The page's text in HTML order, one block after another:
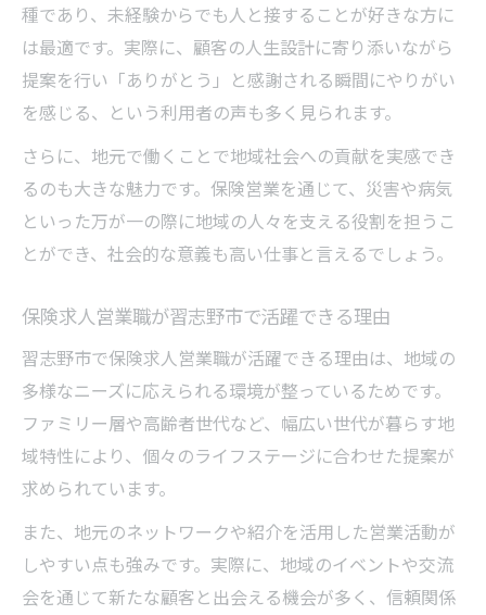
種であり、未経験からでも人と接することが好きな方に
は最適です。実際に、顧客の人生設計に寄り添いながら
提案を行い「ありがとう」と感謝される瞬間にやりがい
を感じる、という利用者の声も多く見られます。
さらに、地元で働くことで地域社会への貢献を実感でき
るのも大きな魅力です。保険営業を通じて、災害や病気
といった万が一の際に地域の人々を支える役割を担うこ
とができ、社会的な意義も高い仕事と言えるでしょう。
保険求人営業職が習志野市で活躍できる理由
習志野市で保険求人営業職が活躍できる理由は、地域の
多様なニーズに応えられる環境が整っているためです。
ファミリー層や高齢者世代など、幅広い世代が暮らす地
域特性により、個々のライフステージに合わせた提案が
求められています。
また、地元のネットワークや紹介を活用した営業活動が
しやすい点も強みです。実際に、地域のイベントや交流
会を通じて新たな顧客と出会える機会が多く、信頼関係